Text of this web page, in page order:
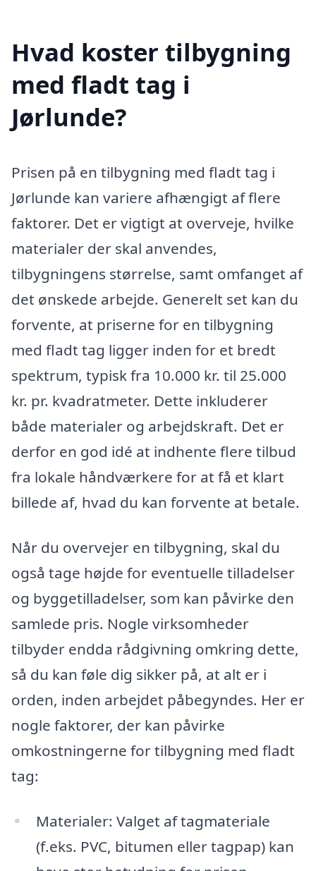
Hvad koster tilbygning
med fladt tag i
Jørlunde?
Prisen på en tilbygning med fladt tag i
Jørlunde kan variere afhængigt af flere
faktorer. Det er vigtigt at overveje, hvilke
materialer der skal anvendes,
tilbygningens størrelse, samt omfanget af
det ønskede arbejde. Generelt set kan du
forvente, at priserne for en tilbygning
med fladt tag ligger inden for et bredt
spektrum, typisk fra 10.000 kr. til 25.000
kr. pr. kvadratmeter. Dette inkluderer
både materialer og arbejdskraft. Det er
derfor en god idé at indhente flere tilbud
fra lokale håndværkere for at få et klart
billede af, hvad du kan forvente at betale.
Når du overvejer en tilbygning, skal du
også tage højde for eventuelle tilladelser
og byggetilladelser, som kan påvirke den
samlede pris. Nogle virksomheder
tilbyder endda rådgivning omkring dette,
så du kan føle dig sikker på, at alt er i
orden, inden arbejdet påbegyndes. Her er
nogle faktorer, der kan påvirke
omkostningerne for tilbygning med fladt
tag:
Materialer: Valget af tagmateriale
(f.eks. PVC, bitumen eller tagpap) kan